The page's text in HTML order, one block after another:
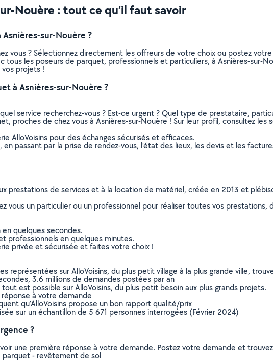
Nouère : tout ce qu’il faut savoir
sur-Nouère ?
vous ? Sélectionnez directement les offreurs de votre choix ou postez
tous les poseurs de parquet, professionnels et particuliers, à Asnières-sur-
projets !
à Asnières-sur-Nouère ?
service recherchez-vous ? Est-ce urgent ? Quel type de prestataire,
proches de chez vous à Asnières-sur-Nouère ! Sur leur profil, consultez
AlloVoisins pour des échanges sécurisés et efficaces.
passant par la prise de rendez-vous, l’état des lieux, les devis et les
prestations de services et à la location de matériel, créée en 2013 et
vous un particulier ou un professionnel pour réaliser toutes vos
quelques secondes.
professionnels en quelques minutes.
privée et sécurisée et faites votre choix !
représentées sur AlloVoisins, du plus petit village à la plus grande ville,
3.6 millions de demandes postées par an
est possible sur AlloVoisins, du plus petit besoin aux plus grands projets.
à votre demande
qu’AlloVoisins propose un bon rapport qualité/prix
sur un échantillon de 5 671 personnes interrogées (Février 2024)
?
une première réponse à votre demande. Postez votre demande et
parquet - revêtement de sol